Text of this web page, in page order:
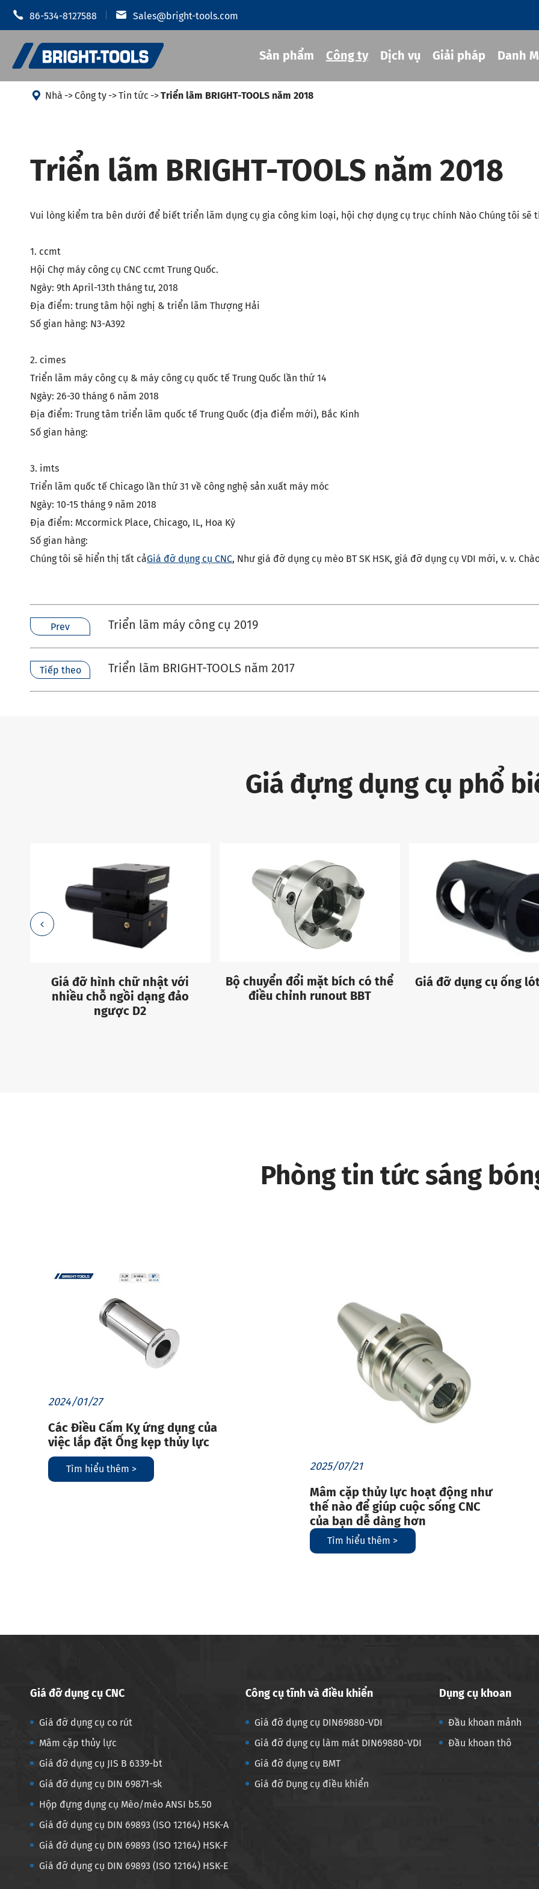
 86-534-8127588  Sales@bright-tools.com
Sản phẩm
Công cụ tĩnh và điều khiển
Phụ Kiện Giá đỡ dụng cụ
Đầu góc
Mâm cặp thủy lực
Giá đỡ dụng cụ MOD
Hộp đựng dụng cụ Mèo/mèo ANSI b5.50
Giá đỡ dụng cụ DIN 69893 (ISO 12164) HSK-F
HSK-T
Công ty Dịch vụ Giải pháp Danh
 Nhà Công ty Tin tức Triển lãm BRIGHT-TOOLS năm 2018
Triển lãm BRIGHT-TOOLS năm 2018
Vui lòng kiểm tra bên dưới để biết triển lãm dụng cụ gia công kim loại, hội chợ dụng cụ trục chính Nào Chúng tôi sẽ
1. ccmt
Hội Chợ máy công cụ CNC ccmt Trung Quốc.
Ngày: 9th April-13th tháng tư, 2018
Địa điểm: trung tâm hội nghị & triển lãm Thượng Hải
Số gian hàng: N3-A392
2. cimes
Triển lãm máy công cụ & máy công cụ quốc tế Trung Quốc lần thứ 14
Ngày: 26-30 tháng 6 năm 2018
Địa điểm: Trung tâm triển lãm quốc tế Trung Quốc (địa điểm mới), Bắc Kinh
Số gian hàng:
3. imts
Triển lãm quốc tế Chicago lần thứ 31 về công nghệ sản xuất máy móc
Ngày: 10-15 tháng 9 năm 2018
Địa điểm: Mccormick Place, Chicago, IL, Hoa Kỳ
Số gian hàng:
Chúng tôi sẽ hiển thị tất cảGiá đỡ dụng cụ CNC, Như giá đỡ dụng cụ mèo BT SK HSK, giá đỡ dụng cụ VDI mới, v. v.
Prev Triển lãm máy công cụ 2019
Tiếp theo Triển lãm BRIGHT-TOOLS năm 2017
Giá đựng dụng cụ phổ
Giá đỡ hình chữ nhật với
nhiều chỗ ngồi dạng đảo
ngược D2
Bộ chuyển đổi mặt bích có thể
điều chỉnh runout BBT
Giá đỡ dụng cụ ống
Phòng tin tức sáng
2024/01/27
Các Điều Cấm Kỵ ứng dụng của
việc lắp đặt Ống kẹp thủy lực
Tìm hiểu thêm > 2025/07/21
Mâm cặp thủy lực hoạt động như
thế nào để giúp cuộc sống CNC
của bạn dễ dàng hơn
Tìm hiểu thêm >
Giá đỡ dụng cụ CNC
Giá đỡ dụng cụ co rút
Mâm cặp thủy lực
Giá đỡ dụng cụ JIS B 6339-bt
Giá đỡ dụng cụ DIN 69871-sk
Hộp đựng dụng cụ Mèo/mèo ANSI b5.50
Giá đỡ dụng cụ DIN 69893 (ISO 12164) HSK-A
Giá đỡ dụng cụ DIN 69893 (ISO 12164) HSK-F
Giá đỡ dụng cụ DIN 69893 (ISO 12164) HSK-E
Công cụ tĩnh và điều khiển
Giá đỡ dụng cụ DIN69880-VDI
Giá đỡ dụng cụ làm mát DIN69880-VDI
Giá đỡ dụng cụ BMT
Giá đỡ Dụng cụ điều khiển
Dụng cụ khoan
Đầu khoan mảnh
Đầu khoan thô